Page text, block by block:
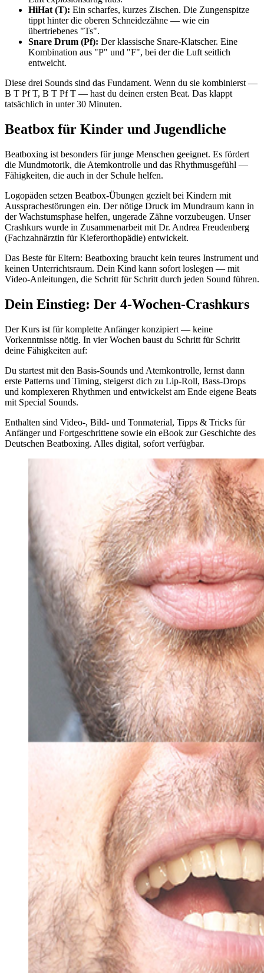
HiHat (T): Ein scharfes, kurzes Zischen. Die Zungenspitze
tippt hinter die oberen Schneidezähne — wie ein
übertriebenes "Ts".
Snare Drum (Pf): Der klassische Snare-Klatscher. Eine
Kombination aus "P" und "F", bei der die Luft seitlich
entweicht.
Diese drei Sounds sind das Fundament. Wenn du sie kombinierst —
B T Pf T, B T Pf T — hast du deinen ersten Beat. Das klappt
tatsächlich in unter 30 Minuten.
Beatbox für Kinder und Jugendliche
Beatboxing ist besonders für junge Menschen geeignet. Es fördert
die Mundmotorik, die Atemkontrolle und das Rhythmusgefühl —
Fähigkeiten, die auch in der Schule helfen.
Logopäden setzen Beatbox-Übungen gezielt bei Kindern mit
Aussprachestörungen ein. Der nötige Druck im Mundraum kann in
der Wachstumsphase helfen, ungerade Zähne vorzubeugen. Unser
Crashkurs wurde in Zusammenarbeit mit Dr. Andrea Freudenberg
(Fachzahnärztin für Kieferorthopädie) entwickelt.
Das Beste für Eltern: Beatboxing braucht kein teures Instrument und
keinen Unterrichtsraum. Dein Kind kann sofort loslegen — mit
Video-Anleitungen, die Schritt für Schritt durch jeden Sound führen.
Dein Einstieg: Der 4-Wochen-Crashkurs
Der Kurs ist für komplette Anfänger konzipiert — keine
Vorkenntnisse nötig. In vier Wochen baust du Schritt für Schritt
deine Fähigkeiten auf:
Du startest mit den Basis-Sounds und Atemkontrolle, lernst dann
erste Patterns und Timing, steigerst dich zu Lip-Roll, Bass-Drops
und komplexeren Rhythmen und entwickelst am Ende eigene Beats
mit Special Sounds.
Enthalten sind Video-, Bild- und Tonmaterial, Tipps & Tricks für
Anfänger und Fortgeschrittene sowie ein eBook zur Geschichte des
Deutschen Beatboxing. Alles digital, sofort verfügbar.